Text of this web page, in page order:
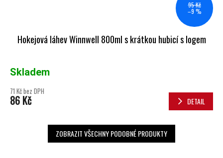
95 Kč
–9 %
Hokejová láhev Winnwell 800ml s krátkou hubicí s logem
Skladem
71 Kč bez DPH
86 Kč DETAIL
ZOBRAZIT VŠECHNY PODOBNÉ PRODUKTY